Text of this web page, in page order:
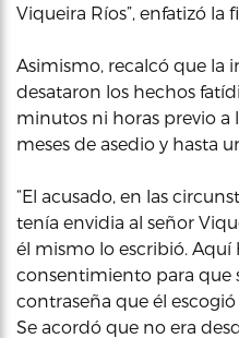
Viqueira Ríos”, enfatizó la
Asimismo, recalcó que la
desataron los hechos
minutos ni horas previo a
meses de asedio y hasta
“El acusado, en las
tenía envidia al señor
él mismo lo escribió.
consentimiento para que
contraseña que él
Se acordó que no era